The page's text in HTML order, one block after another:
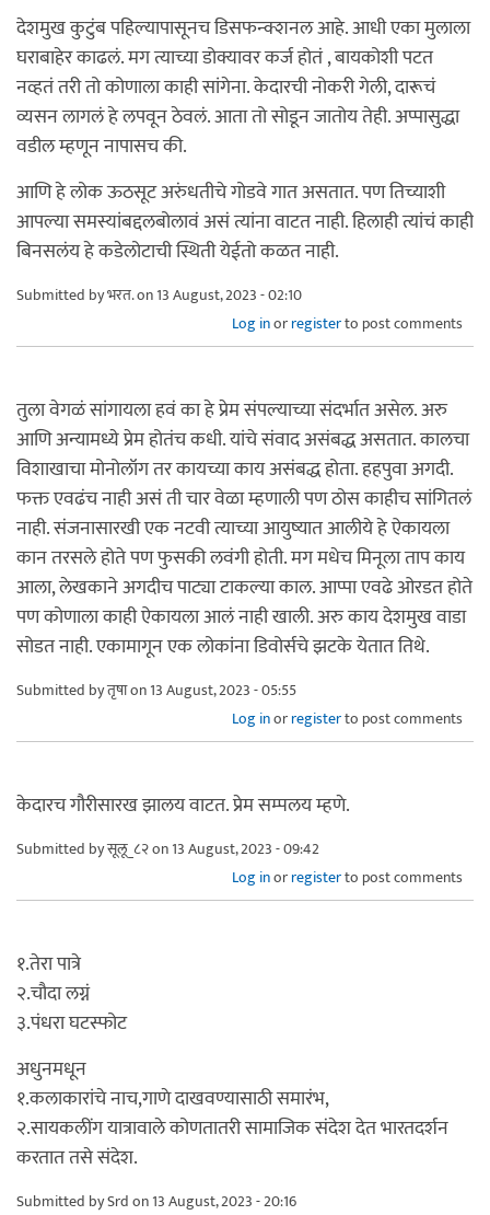
देशमुख कुटुंब पहिल्यापासूनच डिसफन्क्शनल आहे. आधी एका मुलाला
घराबाहेर काढलं. मग त्याच्या डोक्यावर कर्ज होतं , बायकोशी पटत
नव्हतं तरी तो कोणाला काही सांगेना. केदारची नोकरी गेली, दारूचं
व्यसन लागलं हे लपवून ठेवलं. आता तो सोडून जातोय तेही. अप्पासुद्धा
वडील म्हणून नापासच की.
आणि हे लोक ऊठसूट अरुंधतीचे गोडवे गात असतात. पण तिच्याशी
आपल्या समस्यांबद्दलबोलावं असं त्यांना वाटत नाही. हिलाही त्यांचं काही
बिनसलंय हे कडेलोटाची स्थिती येईतो कळत नाही.
Submitted byभरत.on 13 August, 2023 - 02:10
Log inorregisterto post comments
तुला वेगळं सांगायला हवं का हे प्रेम संपल्याच्या संदर्भात असेल. अरु
आणि अन्यामध्ये प्रेम होतंच कधी. यांचे संवाद असंबद्ध असतात. कालचा
विशाखाचा मोनोलॉग तर कायच्या काय असंबद्ध होता. हहपुवा अगदी.
फक्त एवढंच नाही असं ती चार वेळा म्हणाली पण ठोस काहीच सांगितलं
नाही. संजनासारखी एक नटवी त्याच्या आयुष्यात आलीये हे ऐकायला
कान तरसले होते पण फुसकी लवंगी होती. मग मधेच मिनूला ताप काय
आला, लेखकाने अगदीच पाट्या टाकल्या काल. आप्पा एवढे ओरडत होते
पण कोणाला काही ऐकायला आलं नाही खाली. अरु काय देशमुख वाडा
सोडत नाही. एकामागून एक लोकांना डिवोर्सचे झटके येतात तिथे.
Submitted byतृषाon 13 August, 2023 - 05:55
Log inorregisterto post comments
केदारच गौरीसारख झालय वाटत. प्रेम सम्पलय म्हणे.
Submitted byसूलू_८२on 13 August, 2023 - 09:42
Log inorregisterto post comments
१.तेरा पात्रे
२.चौदा लग्नं
३.पंधरा घटस्फोट
अधुनमधून
१.कलाकारांचे नाच,गाणे दाखवण्यासाठी समारंभ,
२.सायकलींग यात्रावाले कोणतातरी सामाजिक संदेश देत भारतदर्शन
करतात तसे संदेश.
Submitted bySrdon 13 August, 2023 - 20:16